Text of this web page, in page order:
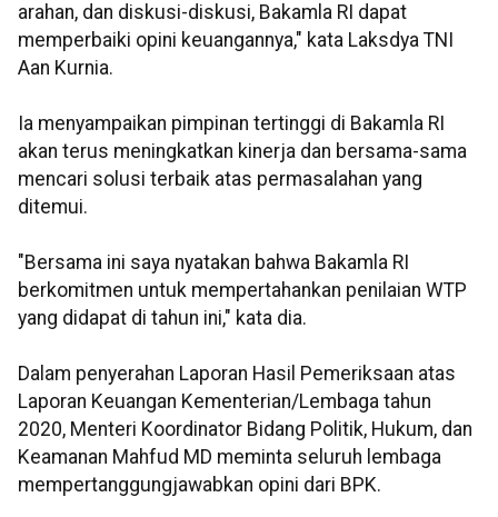
arahan, dan diskusi-diskusi, Bakamla RI dapat
memperbaiki opini keuangannya," kata Laksdya TNI
Aan Kurnia.
Ia menyampaikan pimpinan tertinggi di Bakamla RI
akan terus meningkatkan kinerja dan bersama-sama
mencari solusi terbaik atas permasalahan yang
ditemui.
"Bersama ini saya nyatakan bahwa Bakamla RI
berkomitmen untuk mempertahankan penilaian WTP
yang didapat di tahun ini," kata dia.
Dalam penyerahan Laporan Hasil Pemeriksaan atas
Laporan Keuangan Kementerian/Lembaga tahun
2020, Menteri Koordinator Bidang Politik, Hukum, dan
Keamanan Mahfud MD meminta seluruh lembaga
mempertanggungjawabkan opini dari BPK.